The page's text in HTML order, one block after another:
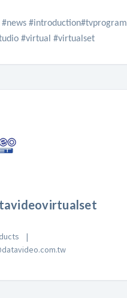
#introduction#tvprogram
#virtual #virtualset